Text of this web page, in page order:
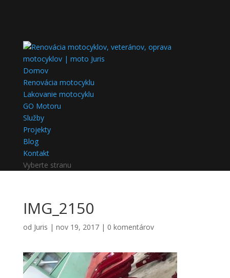
Domov
Renovácia motocyklu
Lakovanie motocyklu
GO Motoru
Služby
Projekty
Blog
Kontakt
Vyberte stranu
IMG_2150
od Juris | nov 19, 2017| 0 komentárov